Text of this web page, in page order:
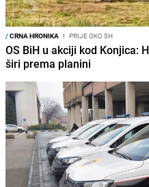
/CRNA HRONIKA I PRIJE OKO 5H
OS BiH u akciji kod Konjica:
širi prema planini